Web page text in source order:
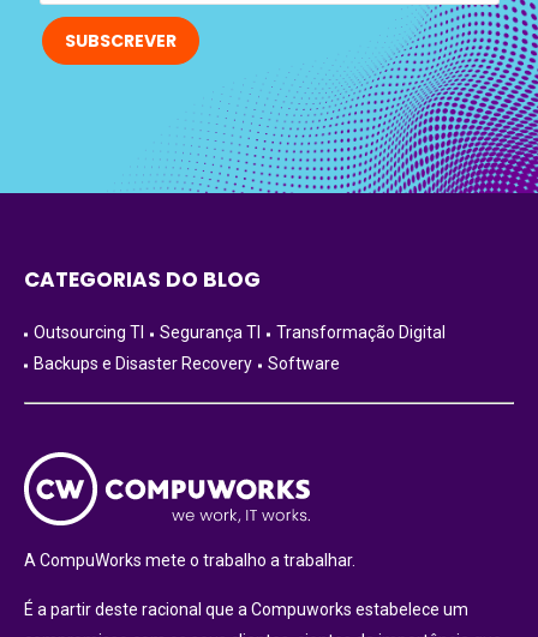
CATEGORIAS DO BLOG
Outsourcing TI Segurança TI
Transformação Digital
Backups e Disaster Recovery
Software
A CompuWorks mete o trabalho a trabalhar.
É a partir deste racional que a Compuworks estabelece um